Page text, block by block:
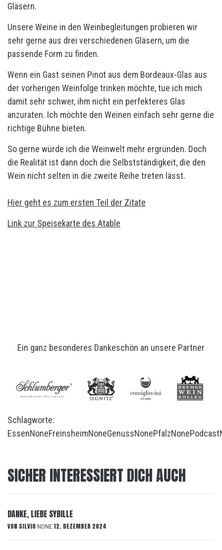
Gläsern.
Unsere Weine in den Weinbegleitungen probieren wir
sehr gerne aus drei verschiedenen Gläsern, um die
passende Form zu finden.
Wenn ein Gast seinen Pinot aus dem Bordeaux-Glas aus
der vorherigen Weinfolge trinken möchte, tue ich mich
damit sehr schwer, ihm nicht ein perfekteres Glas
anzuraten. Ich möchte den Weinen einfach sehr gerne die
richtige Bühne bieten.
So gerne würde ich die Weinwelt mehr ergründen. Doch
die Realität ist dann doch die Selbstständigkeit, die den
Wein nicht selten in die zweite Reihe treten lässt.
Hier geht es zum ersten Teil der Zitate
Link zur Speisekarte des Atable
Ein ganz besonderes Dankeschön an unsere Partner
Schlagworte:
EssenNoneFreinsheimNoneGenussNonePfalzNonePodcast
SICHER INTERESSIERT DICH AUCH
DANKE, LIEBE SYBILLE
VON SILVIO NONE 12. DEZEMBER 2024